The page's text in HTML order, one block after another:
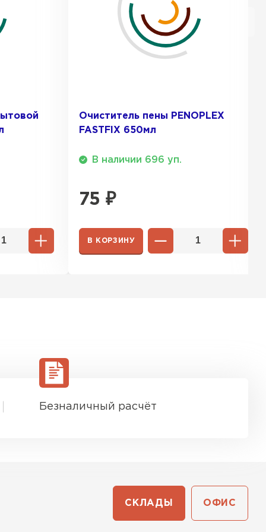
Очиститель пены PENOPLEX
FASTFIX 650мл
В наличии 696 уп.
75 ₽
В КОРЗИНУ
Безналичный расчёт
СКЛАДЫ ОФИС